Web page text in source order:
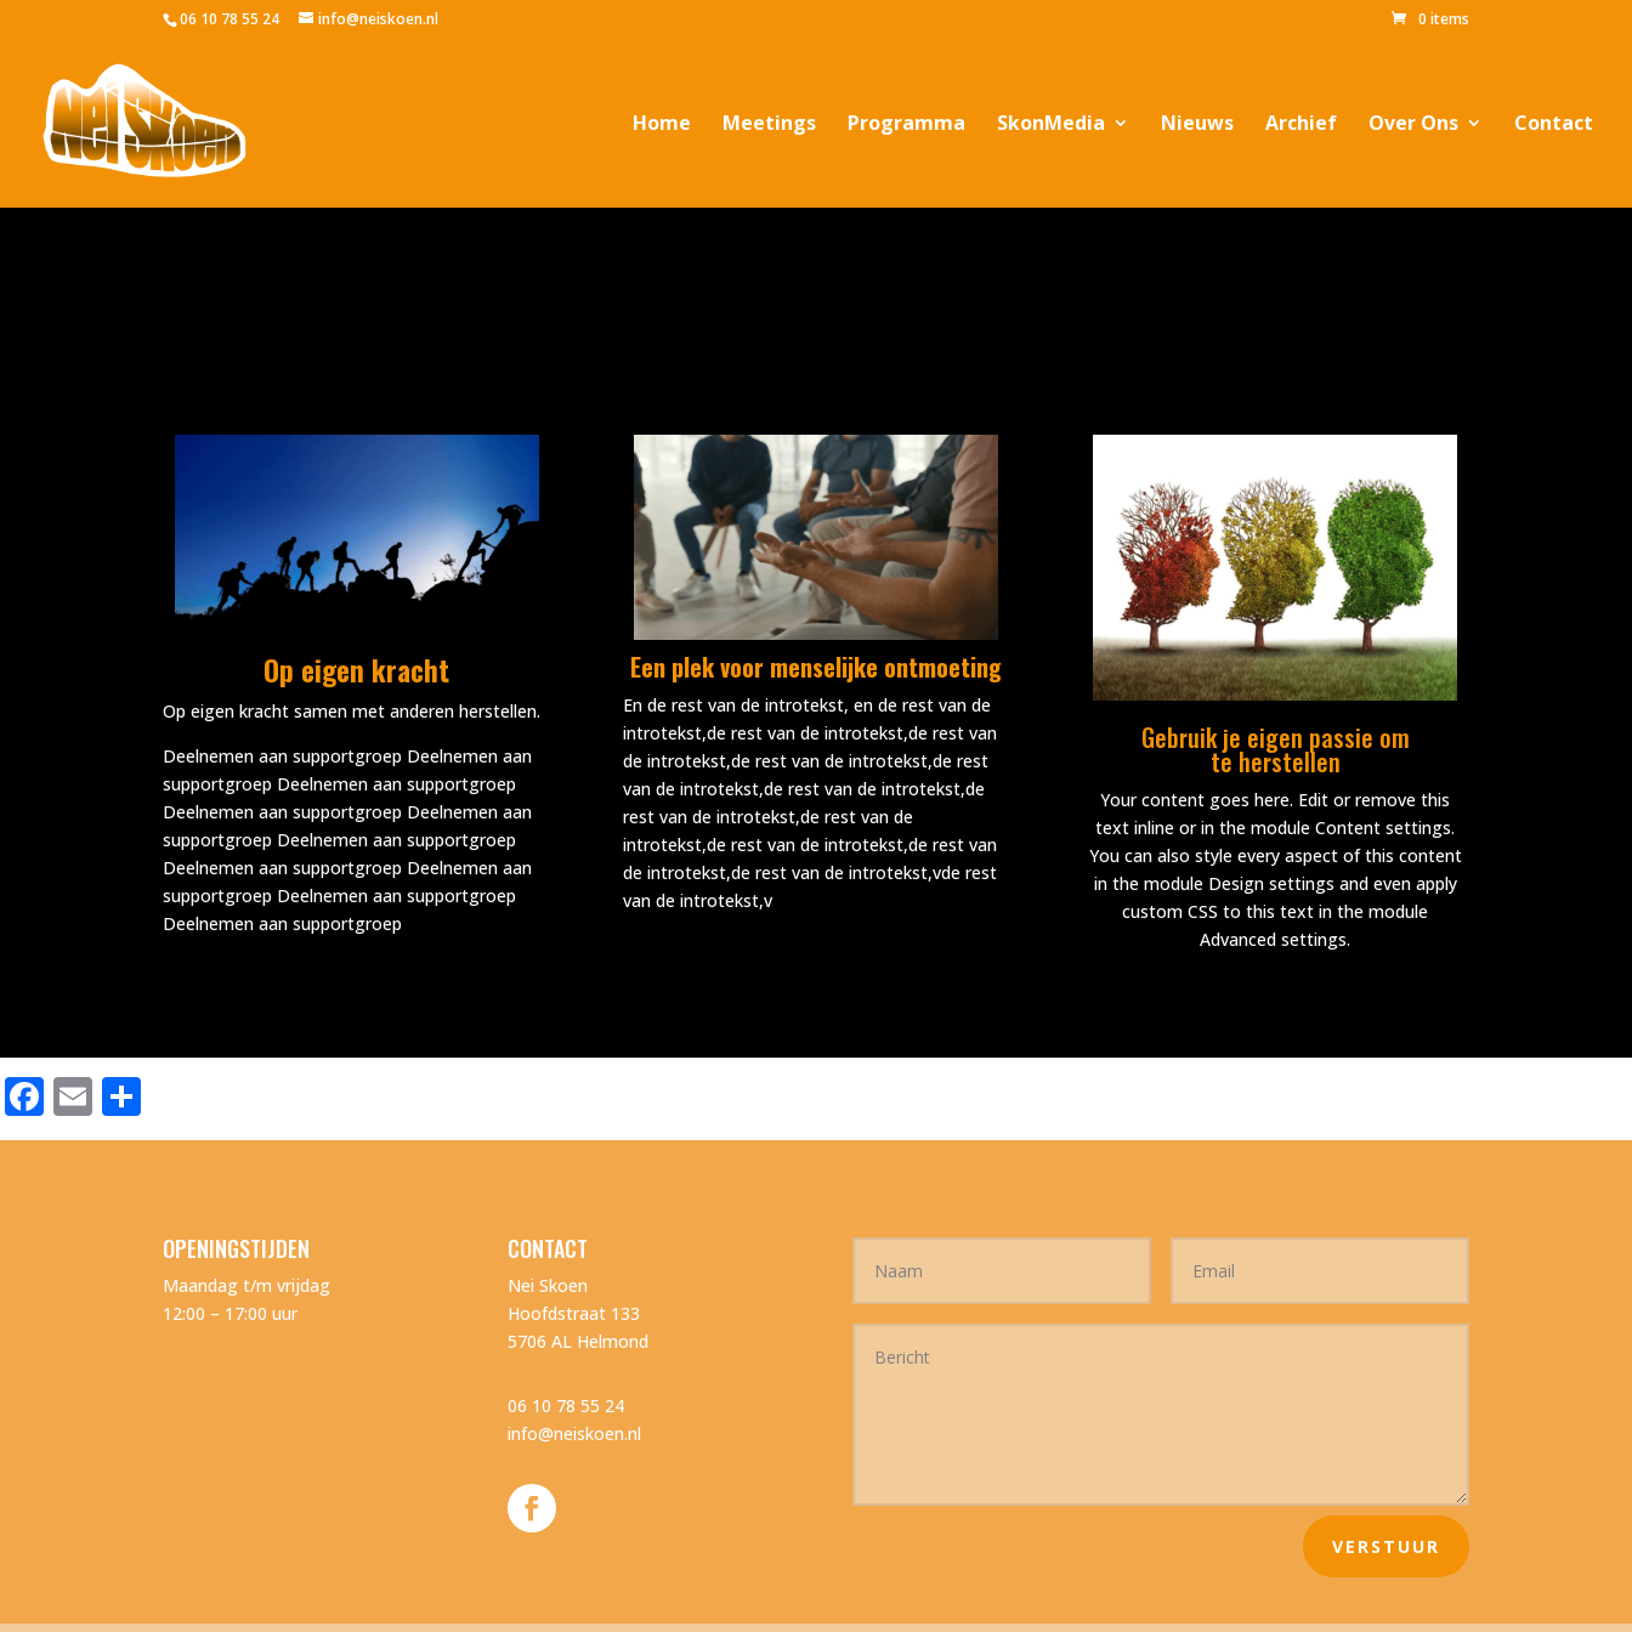
06 10 78 55 24 info@neiskoen.nl 0 items
Home Meetings Programma SkonMedia Nieuws Archief Over Ons Contact
Op eigen kracht
Op eigen kracht samen met anderen herstellen.
Deelnemen aan supportgroep Deelnemen aan
supportgroep Deelnemen aan supportgroep
Deelnemen aan supportgroep Deelnemen aan
supportgroep Deelnemen aan supportgroep
Deelnemen aan supportgroep Deelnemen aan
supportgroep Deelnemen aan supportgroep
Deelnemen aan supportgroep
Een plek voor menselijke ontmoeting
En de rest van de introtekst, en de rest van de
introtekst,de rest van de introtekst,de rest van
de introtekst,de rest van de introtekst,de rest
van de introtekst,de rest van de introtekst,de
rest van de introtekst,de rest van de
introtekst,de rest van de introtekst,de rest van
de introtekst,de rest van de introtekst,vde rest
van de introtekst,v
Gebruik je eigen passie om
te herstellen
Your content goes here. Edit or remove this
text inline or in the module Content settings.
You can also style every aspect of this content
in the module Design settings and even apply
custom CSS to this text in the module
Advanced settings.
Facebook
Email
OPENINGSTIJDEN
Maandag t/m vrijdag
12:00 – 17:00 uur
CONTACT
Nei Skoen
Hoofdstraat 133
5706 AL Helmond
06 10 78 55 24
info@neiskoen.nl
VERSTUUR